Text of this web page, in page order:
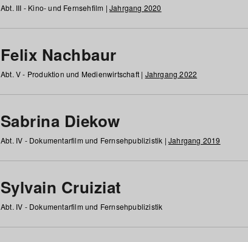
Abt. III - Kino- und Fernsehfilm | Jahrgang 2020
Felix Nachbaur
Abt. V - Produktion und Medienwirtschaft | Jahrgang 2022
Sabrina Diekow
Abt. IV - Dokumentarfilm und Fernsehpublizistik | Jahrgang 2019
Sylvain Cruiziat
Abt. IV - Dokumentarfilm und Fernsehpublizistik